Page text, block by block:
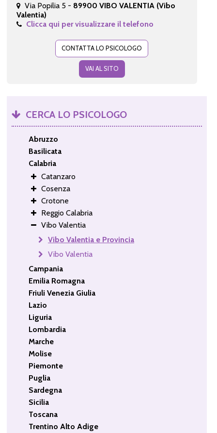
Via Popilia 5 - 89900 VIBO VALENTIA (Vibo
Valentia)
Clicca qui per visualizzare il telefono
CONTATTA LO PSICOLOGO
VAI AL SITO
CERCA LO PSICOLOGO
Abruzzo
Basilicata
Calabria
Catanzaro
Cosenza
Crotone
Reggio Calabria
Vibo Valentia
Vibo Valentia e Provincia
Vibo Valentia
Campania
Emilia Romagna
Friuli Venezia Giulia
Lazio
Liguria
Lombardia
Marche
Molise
Piemonte
Puglia
Sardegna
Sicilia
Toscana
Trentino Alto Adige